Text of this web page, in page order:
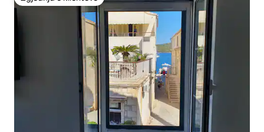
Zgjedhja e klientëve